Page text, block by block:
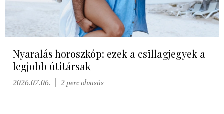
Nyaralás horoszkóp: ezek a csillagjegyek a
legjobb útitársak
2026.07.06. 2 perc olvasás